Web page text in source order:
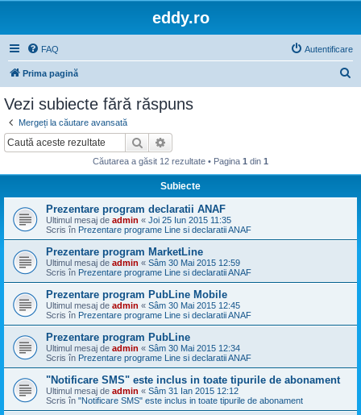
eddy.ro
FAQ Autentificare
Prima pagină
Vezi subiecte fără răspuns
Mergeți la căutare avansată
Căutare
Căutarea a găsit 12 rezultate • Pagina 1 din 1
Subiecte
Prezentare program declaratii ANAF
Ultimul mesaj de admin « Joi 25 Iun 2015 11:35
Scris în Prezentare programe Line si declaratii ANAF
Prezentare program MarketLine
Ultimul mesaj de admin « Sâm 30 Mai 2015 12:59
Scris în Prezentare programe Line si declaratii ANAF
Prezentare program PubLine Mobile
Ultimul mesaj de admin « Sâm 30 Mai 2015 12:45
Scris în Prezentare programe Line si declaratii ANAF
Prezentare program PubLine
Ultimul mesaj de admin « Sâm 30 Mai 2015 12:34
Scris în Prezentare programe Line si declaratii ANAF
"Notificare SMS" este inclus in toate tipurile de abonament
Ultimul mesaj de admin « Sâm 31 Ian 2015 12:12
Scris în "Notificare SMS" este inclus in toate tipurile de abonament